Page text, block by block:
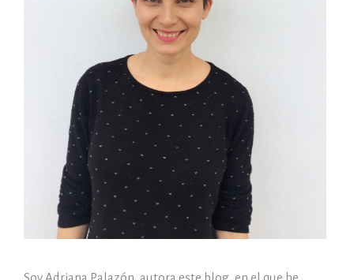
Soy Adriana Palazón, autora este blog, en el que he